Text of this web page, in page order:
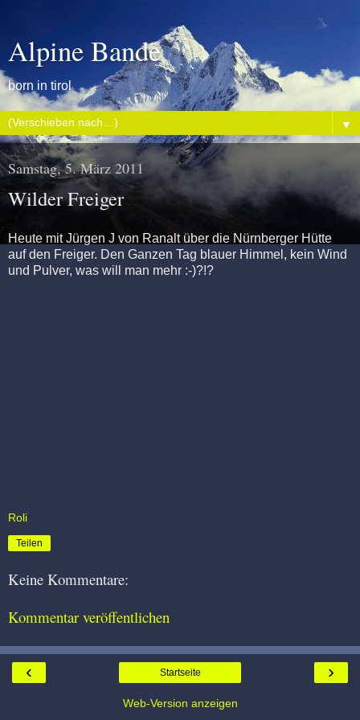
Alpine Bande
born in tirol
▼
Samstag, 5. März 2011
Wilder Freiger
Heute mit Jürgen J von Ranalt über die Nürnberger Hütte
auf den Freiger. Den Ganzen Tag blauer Himmel, kein Wind
und Pulver, was will man mehr :-)?!?
Roli
Teilen
Keine Kommentare:
Kommentar veröffentlichen
‹ ›
Startseite
Web-Version anzeigen